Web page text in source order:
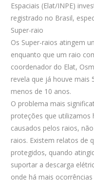
Espaciais (Elat/INPE)
registrado no Brasil,
Super-raio
Os Super-raios atingem
enquanto que um raio
coordenador do Elat,
revela que já houve mais
menos de 10 anos.
O problema mais
proteções que utilizamos
causados pelos raios,
raios. Existem relatos de
protegidos, quando
suportar a descarga
onde há mais